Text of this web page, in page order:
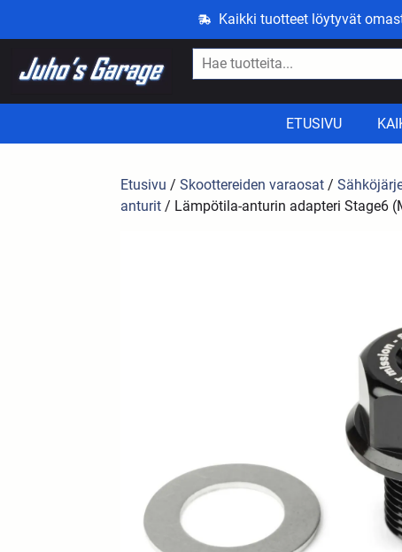
Kaikki tuotteet löytyvät
ETUSIVU
Etusivu /Skoottereiden varaosat /
anturit / Lämpötila-anturin adapteri Stage6